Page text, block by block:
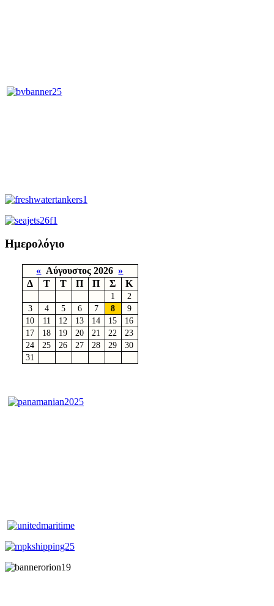
Ημερολόγιο
« Αύγουστος 2026»
Δ
Τ Τ Π Π Σ Κ
1
2
3
4 5 6 7 8
9
10
11 12 13 14 15
16
17
18 19 20 21 22
23
24
25 26 27 28 29
30
31